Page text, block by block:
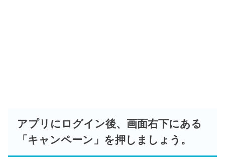
アプリにログイン後、画面右下にある
「キャンペーン」を押しましょう。